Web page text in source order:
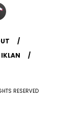
RESERVED